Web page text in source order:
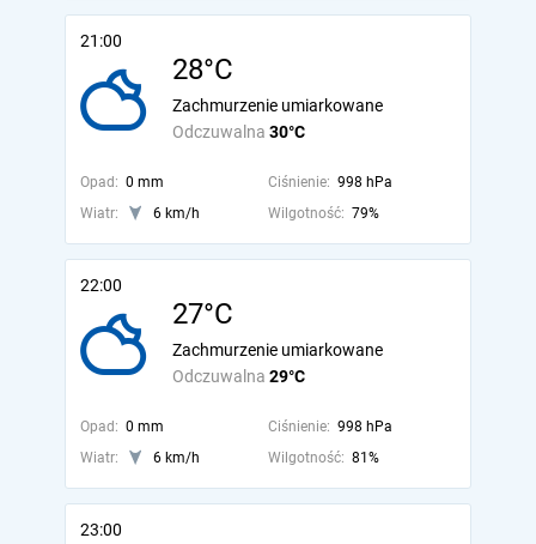
21:00
28°C
Odczuwalna 30°C
Zachmurzenie umiarkowane
Opad: 0 mm Ciśnienie: 998 hPa
Wiatr:
6 km/h Wilgotność: 79%
22:00
27°C
Odczuwalna 29°C
Zachmurzenie umiarkowane
Opad: 0 mm Ciśnienie: 998 hPa
Wiatr:
6 km/h Wilgotność: 81%
23:00